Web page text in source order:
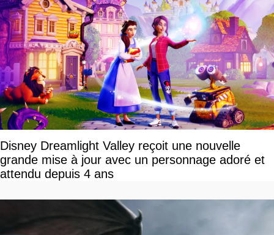
Disney Dreamlight Valley reçoit une nouvelle
grande mise à jour avec un personnage adoré et
attendu depuis 4 ans